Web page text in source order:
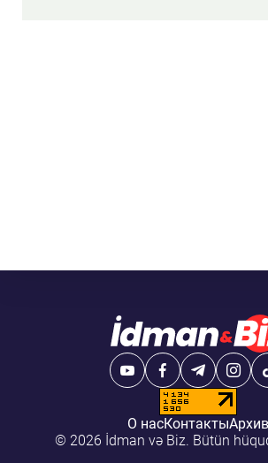
О насКонтактыАрхив
© 2026 İdman və Biz. Bütün